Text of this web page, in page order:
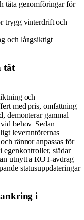
täta genomföringar för
trygg vinterdrift och
och långsiktigt
tät
och
med pris, omfattning
demonterar gammal
behov. Sedan
leverantörernas
rännor anpassas för
städar
utnyttja ROT-avdrag
statusuppdateringar
i